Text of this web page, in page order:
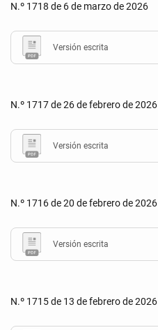
N.º 1718 de 6 de marzo de 2026
Versión escrita
N.º 1717 de 26 de febrero de 2026
Versión escrita
N.º 1716 de 20 de febrero de 2026
Versión escrita
N.º 1715 de 13 de febrero de 2026